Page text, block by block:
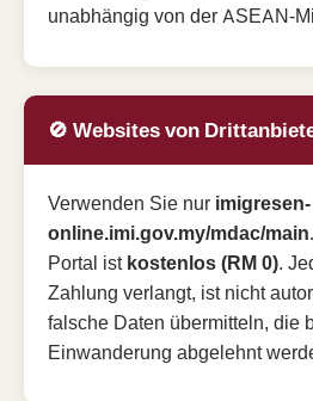
unabhängig von der ASEAN-
🚫 Websites von
Verwenden Sie nur imigresen-
online.imi.gov.my/mdac/main
Portal istkostenlos (RM 0).
Zahlung verlangt, ist nicht
falsche Daten übermitteln, die
Einwanderung abgelehnt